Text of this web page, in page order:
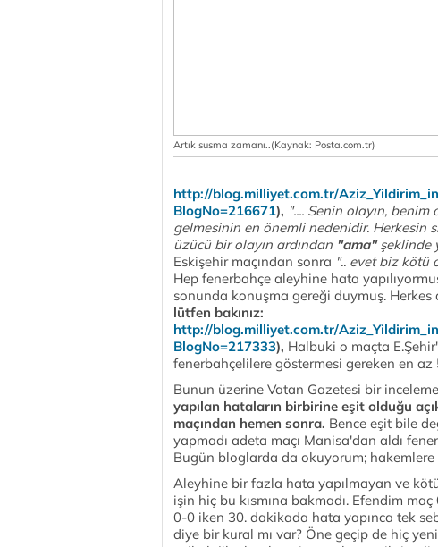
Artık susma zamanı..(Kaynak: Posta.com.tr)
http://blog.milliyet.com.tr/
BlogNo=216671), ".... Senin olayın,
gelmesinin en önemli nedenidir. Herkesin
üzücü bir olayın ardından "ama"şeklinde
Eskişehir maçından sonra ".. evet biz kötü
Hep fenerbahçe aleyhine hata
sonunda konuşma gereği duymuş. Herkes
lütfen bakınız:
http://blog.milliyet.com.tr/
BlogNo=217333), Halbuki o maçta
fenerbahçelilere göstermesi gereken en az
Bunun üzerine Vatan Gazetesi bir inceleme
yapılan hataların birbirine eşit olduğu
maçından hemen sonra. Bence eşit bile
yapmadı adeta maçı Manisa'dan aldı
Bugün bloglarda da okuyorum;
Aleyhine bir fazla hata yapılmayan ve
işin hiç bu kısmına bakmadı. Efendim
0-0 iken 30. dakikada hata yapınca tek
diye bir kural mı var? Öne geçip de hiç